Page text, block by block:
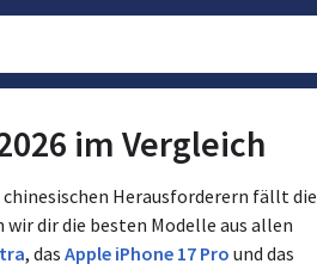
im Vergleich
chinesischen Herausforderern fällt die
dir die besten Modelle aus allen
, das Apple iPhone 17 Pro und das